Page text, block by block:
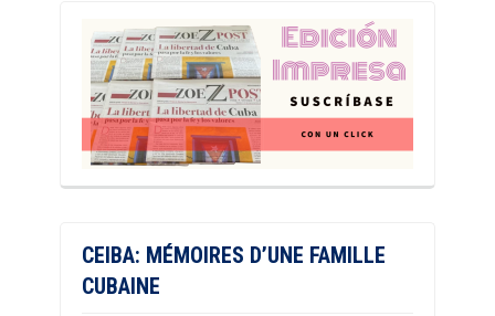
CEIBA: MÉMOIRES D’UNE FAMILLE
CUBAINE